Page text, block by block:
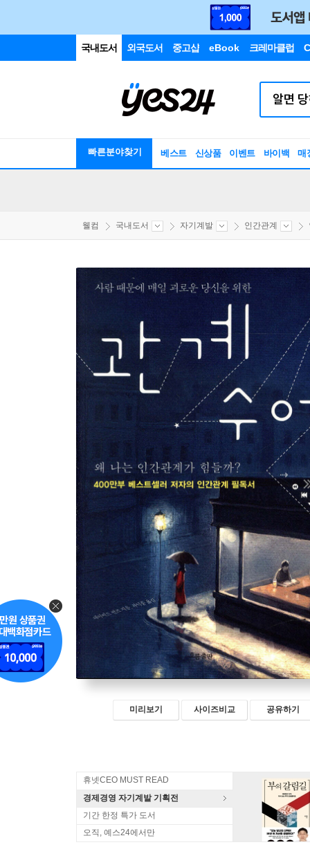
국내도서 외국도서 중고샵 eBook 크레마클럽
빠른분야찾기 베스트 신상품 이벤트 바이백 매
웰컴 국내도서 자기계발 인간관계
미리보기 사이즈비교 공유하기
휴넷CEO MUST READ
경제경영 자기계발 기획전
기간 한정 특가 도서
오직, 예스24에서만